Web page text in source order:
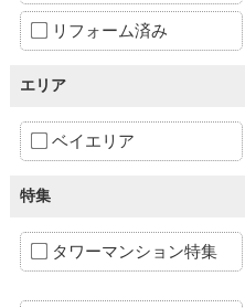
リフォーム済み
エリア
ベイエリア
特集
タワーマンション特集